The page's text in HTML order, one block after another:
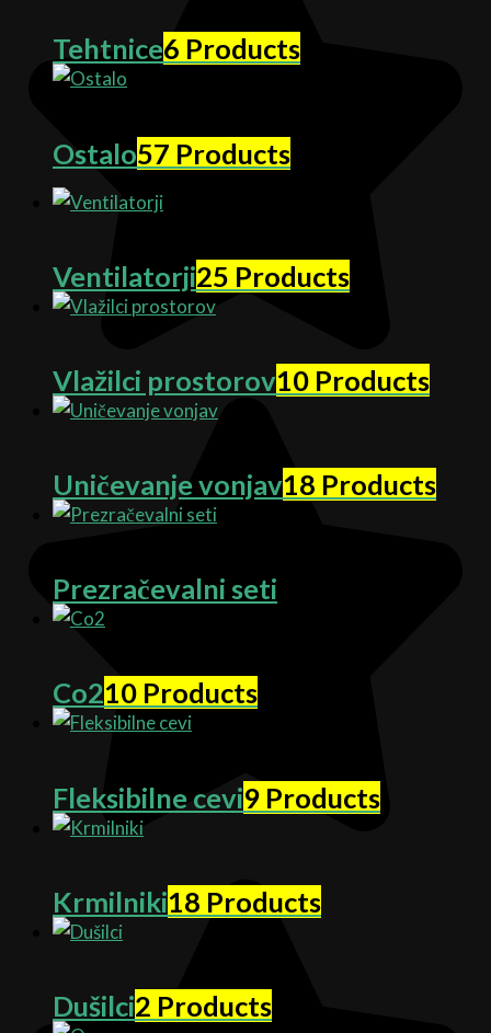
Tehtnice6 Products
Ostalo57 Products
Ventilatorji25 Products
Vlažilci prostorov10 Products
Uničevanje vonjav18 Products
Prezračevalni seti
Co210 Products
Fleksibilne cevi9 Products
Krmilniki18 Products
Dušilci2 Products